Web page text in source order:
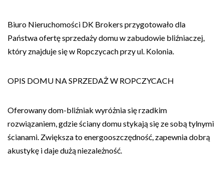
Biuro Nieruchomości DK Brokers przygotowało dla
Państwa ofertę sprzedaży domu w zabudowie bliźniaczej,
który znajduje się w Ropczycach przy ul. Kolonia.
OPIS DOMU NA SPRZEDAŻ W ROPCZYCACH
Oferowany dom-bliźniak wyróżnia się rzadkim
rozwiązaniem, gdzie ściany domu stykają się ze sobą tylnymi
ścianami. Zwiększa to energooszczędność, zapewnia dobrą
akustykę i daje dużą niezależność.